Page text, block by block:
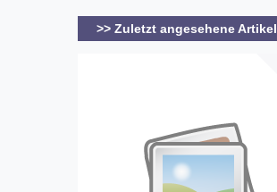
>> Zuletzt angesehene Artikel